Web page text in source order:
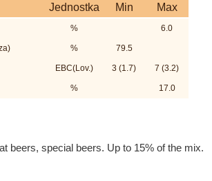
Jednostka Min Max
% 6.0
% 79.5
EBC(Lov.) 3 (1.7) 7 (3.2)
% 17.0
beers, special beers. Up to 15% of the mix.